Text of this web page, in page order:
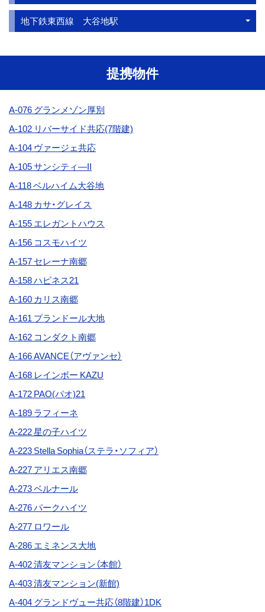
地下鉄東西線 大谷地駅
提携物件
A-076 グランメゾン厚別
A-102 リバーサイド共応(7階建)
A-104ヴァージェ共応
A-105 サンシティ―II
A-118 ベルハイム大谷地
A-148 カサ・グレイス
A-155 エレガントハウス
A-156 コスモハイツ
A-157セレーナ南郷
A-158 ハピネス21
A-160 カリス南郷
A-161 プランドール大地
A-162 コンダクト南郷
A-166 AVANCE（アヴァンセ）
A-168 レインボー KAZU
A-172PAO(パオ)21
A-189 ラフィーネ
A-222星の子ハイツ
A-223 Stella Sophia（ステラ・ソフィア）
A-227 アリエス南郷
A-273ベルナール
A-276パークハイツ
A-277 ロワール
A-286 エミネンス大地
A-402 清友マンション（本館）
A-403清友マンション(新館)
A-404 グランドヴュー共応（8階建）1DK